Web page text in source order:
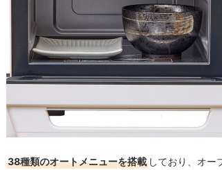
38種類のオートメニューを搭載 しており、オー